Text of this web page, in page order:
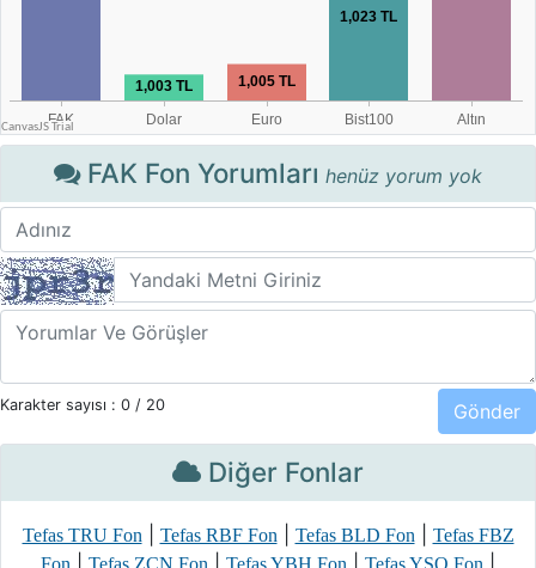
FAK Fon Yorumları henüz yorum yok
Karakter sayısı : 0 / 20
Diğer Fonlar
Tefas TRU Fon| Tefas RBF Fon| Tefas BLD Fon|
Tefas FBZ
Fon
Tefas ZCN Fon Tefas YBH Fon Tefas YSO Fon